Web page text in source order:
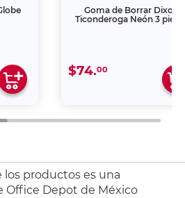
Goma de Borrar Dixon
Ticonderoga Neón 3
$74.00
los productos es una
Office Depot de México